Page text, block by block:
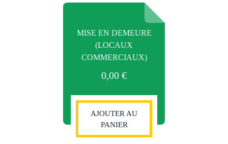
MISE EN DEMEURE
(LOCAUX
COMMERCIAUX)
0,00 €
AJOUTER AU
PANIER